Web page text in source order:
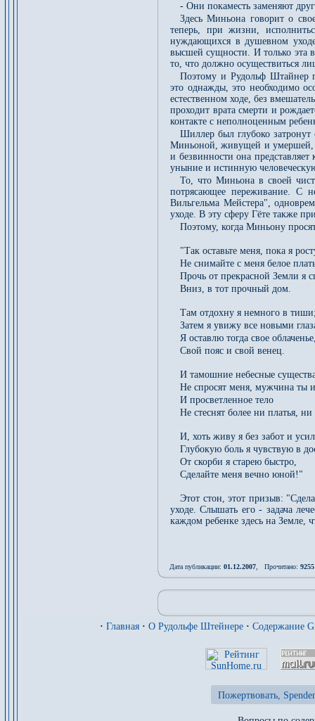
- Они покаместь заменяют
Здесь Миньона говорит о
теперь, при жизни,
нуждающихся в душевном
высшей сущности. И только эта
то, что должно осуществиться
Поэтому и Рудольф Штайнер
это однажды, это необходимо
естественном ходе, без
проходит врата смерти и
контакте с неполноценным
Шиллер был глубоко
Миньоной, живущей и умершей,
и безвинности она
уныние и истинную
То, что Миньона в своей
потрясающее переживание. С
Вильгельма Мейстера",
уходе. В эту сферу Гёте также
Поэтому, когда Миньону
"Так оставьте меня, пока я
Не снимайте с меня белое
Прочь от прекрасной Земли я
Вниз, в тот прочный дом.
Там отдохну я немного в
Затем я увижу все новыми
Я оставлю тогда свое
Свой пояс и свой венец.
И тамошние небесные
Не спросят меня, мужчина ты
И просветленное тело
Не стеснят более ни платья, ни
И, хоть живу я без забот и
Глубокую боль я чувствую в
От скорби я старею быстро,
Сделайте меня вечно юной!"
Этот стон, этот призыв:
уходе. Слышать его - задача
каждом ребенке здесь на Земле,
Дата публикации: 01.12.2007, Прочитано: 9255
· Главная · О Рудольфе Штейнере · Содержание
Пожертвовать,